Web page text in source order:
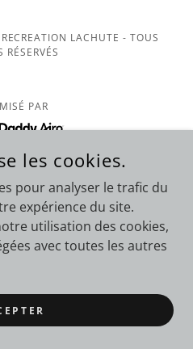
LACHUTE - TOUS
RÉSERVÉS
PAR
les cookies.
pour analyser le trafic du
expérience du site.
utilisation des cookies,
avec toutes les autres